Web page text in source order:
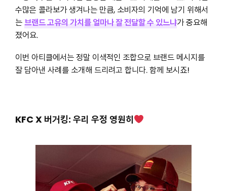
수많은 콜라보가 생겨나는 만큼, 소비자의 기억에 남기 위해서
는브랜드 고유의 가치를 얼마나 잘 전달할 수 있느냐가 중요해
졌어요.
이번 아티클에서는 정말 이색적인 조합으로 브랜드 메시지를
잘 담아낸 사례를 소개해 드리려고 합니다. 함께 보시죠!
KFC X 버거킹: 우리 우정 영원히